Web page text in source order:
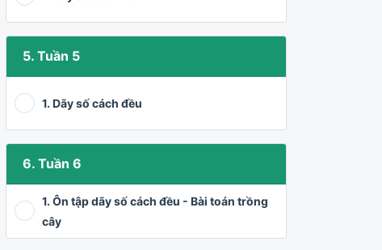
5. Tuần 5
1. Dãy số cách đều
6. Tuần 6
1. Ôn tập dãy số cách đều - Bài toán trồng
cây